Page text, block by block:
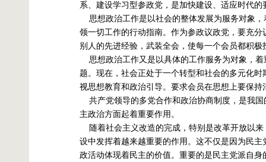
系、建设学习型参政党，是加快建设、适应时代的
思想政治工作是以社会的整体发展为服务对象
领一切工作的行动指南。作为参政议政党，要充
别人的先进经验，武装全会，使每一个会员都积
思想政治工作又是以具体的工作服务为对象，
题。现在，社会正处于一个转型和社会的多元化
视思想教育和政治引导。要求会员在思想上要保
共产党领导的多党合作和政治协商制度，是我
主政治方面起着重要作用。
随着社会主义改造的完成，特别是改革开放以
设中发挥着越来越重要的作用。这不仅是因为民
政活动体现着民主的价值。重要的是民主党派自